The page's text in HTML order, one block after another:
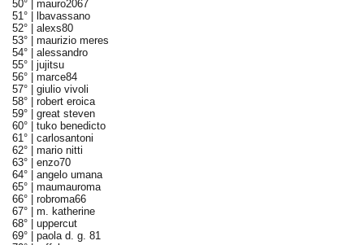
50° | mauro2067
51° |
lbavassano
52° | alexs80
53° | maurizio meres
54° | alessandro
55° | jujitsu
56° | marce84
57° | giulio vivoli
58° | robert eroica
59° | great steven
60° | tuko benedicto
61° | carlosantoni
62° | mario nitti
63° | enzo70
64° | angelo umana
65° | maumauroma
66° | robroma66
67° | m. katherine
68° | uppercut
69° | paola d. g. 81